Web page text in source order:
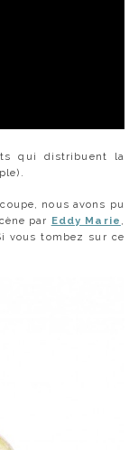
qui distribuent la
nous avons pu
par Eddy Marie ,
vous tombez sur ce